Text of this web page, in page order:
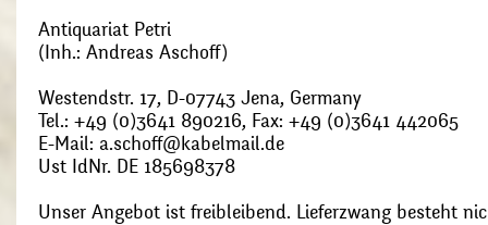
Antiquariat Petri
(Inh.: Andreas Aschoff)
Westendstr. 17, D-07743 Jena, Germany
Tel.: +49 (0)3641 890216, Fax: +49 (0)3641 442065
E-Mail: a.schoff@kabelmail.de
Ust IdNr. DE 185698378
Unser Angebot ist freibleibend. Lieferzwang besteht